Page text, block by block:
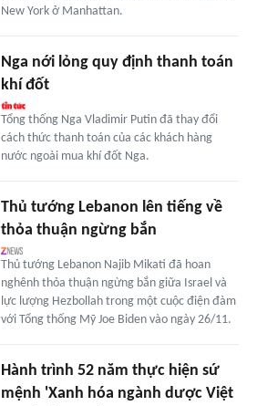
New York ở Manhattan.
Nga nới lỏng quy định thanh toán
khí đốt
Tổng thống Nga Vladimir Putin đã thay đổi
cách thức thanh toán của các khách hàng
nước ngoài mua khí đốt Nga.
Thủ tướng Lebanon lên tiếng về
thỏa thuận ngừng bắn
Thủ tướng Lebanon Najib Mikati đã hoan
nghênh thỏa thuận ngừng bắn giữa Israel và
lực lượng Hezbollah trong một cuộc điện đàm
với Tổng thống Mỹ Joe Biden vào ngày 26/11.
Hành trình 52 năm thực hiện sứ
mệnh 'Xanh hóa ngành dược Việt